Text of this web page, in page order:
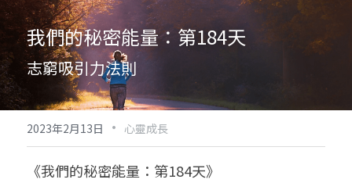
實體經營
祖傳命理
手工印鑑
課程介紹
五行八字學
後天派陽宅
Blog
黃金會員專區
八字雜記
試閱專區
Podcast聽書
線上學苑
我們的秘密能量：第184天
志窮吸引力法則
2023年2月13日 · 心靈成長
《我們的秘密能量：第184天》
科學八字推理PDF
《十神高階實戰錄》完整典藏版
1美元超值PDF